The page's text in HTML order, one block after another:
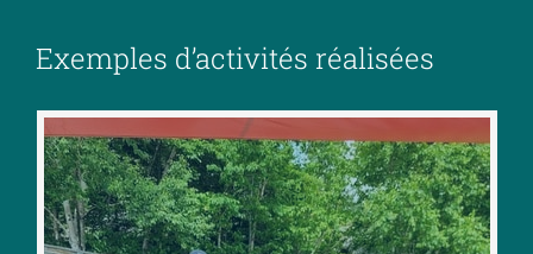
Exemples d’activités réalisées